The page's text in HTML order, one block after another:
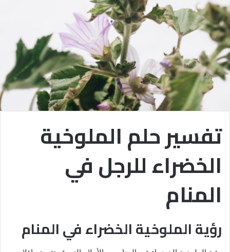
تفسير حلم الملوخية
الخضراء للرجل في
المنام
رؤية الملوخية الخضراء في المنام